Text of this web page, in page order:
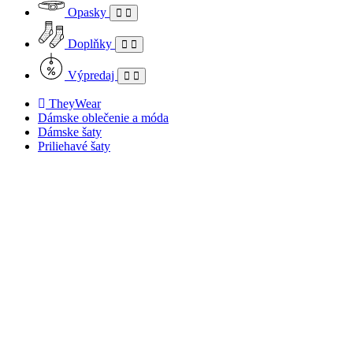
Opasky
Doplňky
Výpredaj
TheyWear
Dámske oblečenie a móda
Dámske šaty
Priliehavé šaty